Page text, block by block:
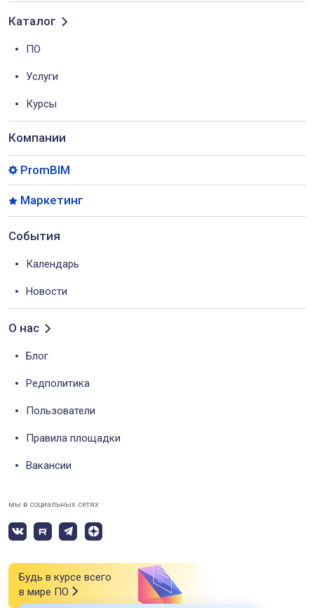
Каталог
ПО
Услуги
Курсы
Компании
PromBIM
Маркетинг
События
Календарь
Новости
О нас
Блог
Редполитика
Пользователи
Правила площадки
Вакансии
мы в социальных сетях
Будь в курсе всего
в мире ПО